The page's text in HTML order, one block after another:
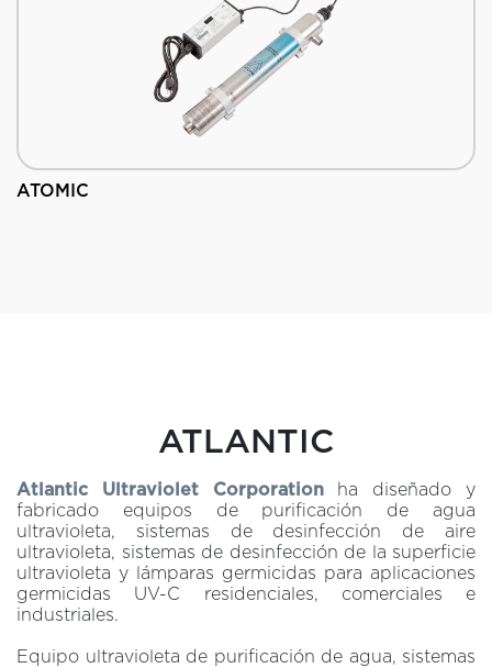
ATOMIC
ATLANTIC
Atlantic Ultraviolet Corporationha diseñado y
fabricado equipos de purificación de agua
ultravioleta, sistemas de desinfección de aire
ultravioleta, sistemas de desinfección de la superficie
ultravioleta y lámparas germicidas para aplicaciones
germicidas UV-C residenciales, comerciales e
industriales.
Equipo ultravioleta de purificación de agua, sistemas